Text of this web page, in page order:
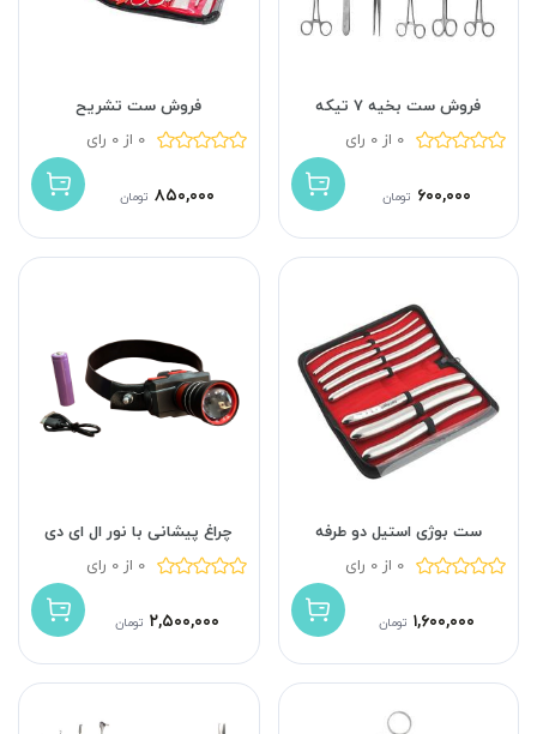
فروش ست بخیه 7 تیکه
0 از 0 رای
۶۰۰,۰۰۰ تومان
فروش ست تشریح
0 از 0 رای
۸۵۰,۰۰۰ تومان
ست بوژی استیل دو طرفه
0 از 0 رای
۱,۶۰۰,۰۰۰ تومان
چراغ پیشانی با نور ال ای دی
0 از 0 رای
۲,۵۰۰,۰۰۰ تومان